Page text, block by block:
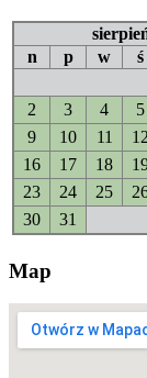
n
p w ś
2
3 4 5
9
10 11 12
16
17 18
23
24 25
30
31
Map